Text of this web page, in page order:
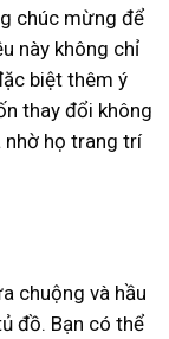
chúc mừng để
này không chỉ
biệt thêm ý
thay đổi không
nhờ họ trang trí
chuộng và hầu
đồ. Bạn có thể